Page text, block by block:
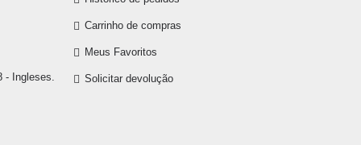
- Ingleses.
Carrinho de compras
Meus Favoritos
Solicitar devolução